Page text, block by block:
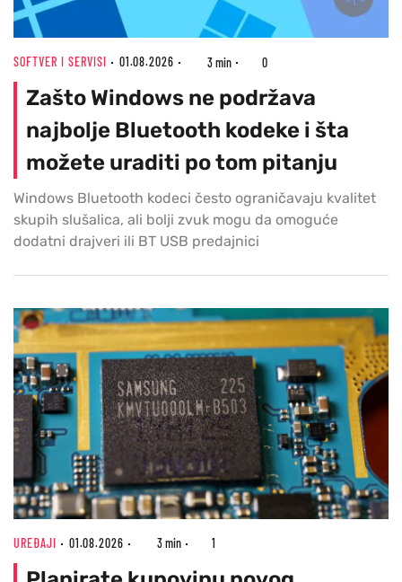
SOFTVER I SERVISI 01.08.2026 3 min 0
Zašto Windows ne podržava
najbolje Bluetooth kodeke i šta
možete uraditi po tom pitanju
Windows Bluetooth kodeci često ograničavaju kvalitet
skupih slušalica, ali bolji zvuk mogu da omoguće
dodatni drajveri ili BT USB predajnici
UREĐAJI 01.08.2026 3 min 1